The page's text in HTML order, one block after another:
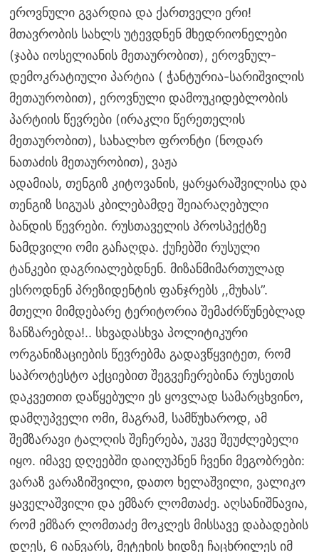
ეროვნული გვარდია და ქართველი ერი!
მთავრობის სახლს უტევდნენ მხედრიონელები
(ჯაბა იოსელიანის მეთაურობით), ეროვნულ-
დემოკრატიული პარტია ( ჭანტურია-სარიშვილის
მეთაურობით), ეროვნული დამოუკიდებლობის
პარტიის წევრები (ირაკლი წერეთელის
მეთაურობით), სახალხო ფრონტი (ნოდარ
ნათაძის მეთაურობით), ვაჟა
ადამიას, თენგიზ კიტოვანის, ყარყარაშვილისა და
თენგიზ სიგუას კბილებამდე შეიარაღებული
ბანდის წევრები. რუსთაველის პროსპექტზე
ნამდვილი ომი გაჩაღდა. ქუჩებში რუსული
ტანკები დაგრიალებდნენ. მიზანმიმართულად
ესროდნენ პრეზიდენტის ფანჯრებს ,,მუხას”.
მთელი მიმდებარე ტერიტორია შემაძრწუნებლად
ზანზარებდა!.. სხვადასხვა პოლიტიკური
ორგანიზაციების წევრებმა გადავწყვიტეთ, რომ
საპროტესტო აქციებით შეგვეჩერებინა რუსეთის
დაკვეთით დაწყებული ეს ყოვლად სამარცხვინო,
დამღუპველი ომი, მაგრამ, სამწუხაროდ, ამ
შემზარავი ტალღის შეჩერება, უკვე შეუძლებელი
იყო. იმავე დღეებში დაიღუპნენ ჩვენი მეგობრები:
ვარაზ ვარაზიშვილი, დათო ხელაშვილი, ვალიკო
ყაველაშვილი და ემზარ ლომთაძე. აღსანიშნავია,
რომ ემზარ ლომთაძე მოკლეს მისსავე დაბადების
დღეს, 6 იანვარს, მეტეხის ხიდზე ჩაცხრილეს იმ